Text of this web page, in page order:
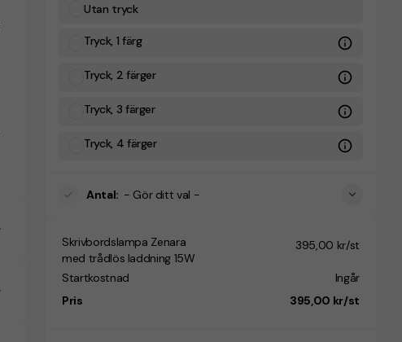
Utan tryck
Tryck, 1 färg
Tryck, 2 färger
Tryck, 3 färger
Tryck, 4 färger
Antal: - Gör ditt val -
Skrivbordslampa Zenara
med trådlös laddning 15W
395,00 kr/st
Startkostnad
Ingår
Pris
395,00 kr/st